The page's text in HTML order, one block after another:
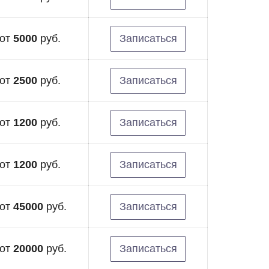
от 5000 руб. Записаться
от 2500 руб. Записаться
от 1200 руб. Записаться
от 1200 руб. Записаться
от 45000 руб. Записаться
от 20000 руб. Записаться